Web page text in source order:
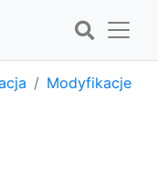
Modyfikacje